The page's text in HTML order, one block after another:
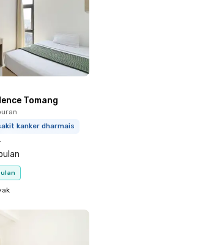
Tomang
kanker dharmais
bulan